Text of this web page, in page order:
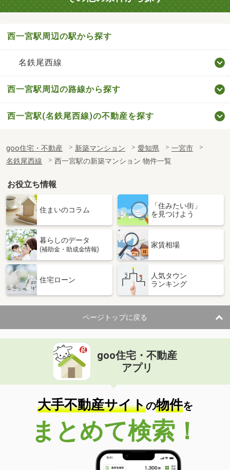
西一宮駅周辺の駅から探す
名鉄尾西線
西一宮駅周辺の路線から探す
西一宮駅(名鉄尾西線)の不動産を探す
goo住宅・不動産 新築マンション 愛知県
一宮市
名鉄尾西線
西一宮駅の新築マンション 物件一覧
お役立ち情報
住まいのコラム
「住みたい街」
を見つけよう
暮らしのデータ
(補助金・助成金情報)
家賃相場
住宅ローン
人気タウン
ランキング
ページトップに戻る
goo住宅・不動産
アプリ
大手不動産サイトの物件を
まとめて検索！